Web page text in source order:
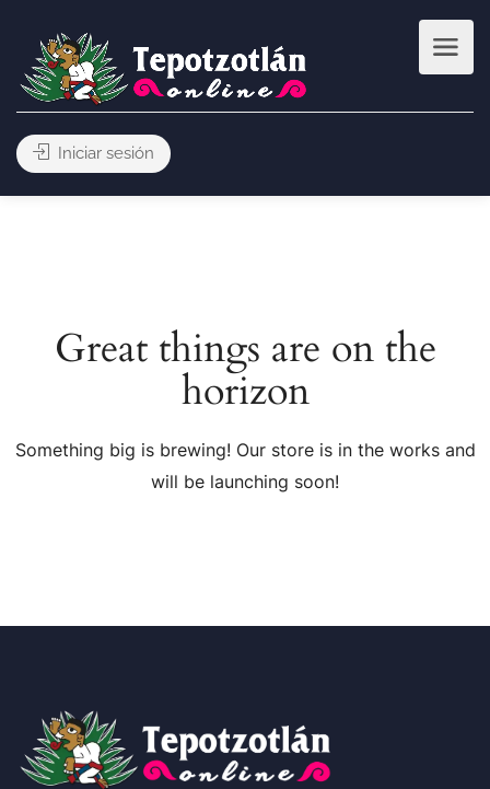
Iniciar sesión
Great things are on the
horizon
Something big is brewing! Our store is in the works and
will be launching soon!